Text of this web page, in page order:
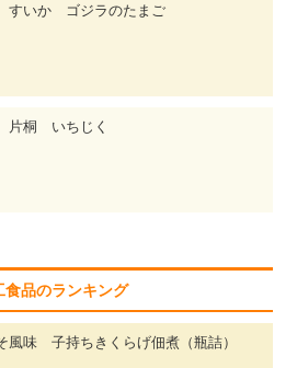
すいか ゴジラのたまご
片桐 いちじく
食品のランキング
味 子持ちきくらげ佃煮（瓶詰）